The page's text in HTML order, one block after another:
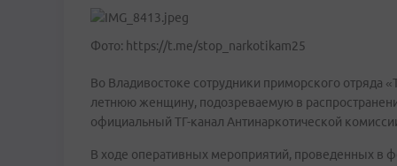
Фото: https://t.me/stop_narkotikam25
Во Владивостоке сотрудники приморского отряда
летнюю женщину, подозреваемую в
официальный ТГ-канал Антинаркотической
В ходе оперативных мероприятий, проведенных в